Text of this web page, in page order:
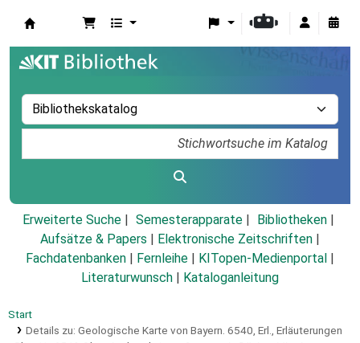
Erweiterte Suche Semesterapparate
Bibliotheken
Aufsätze & Papers
Elektronische Zeitschriften
Fachdatenbanken
Fernleihe KITopen-Medienportal
Literaturwunsch
Kataloganleitung
Start
Details zu: Geologische Karte von Bayern. 6540, Erl.,
Erläuterungen